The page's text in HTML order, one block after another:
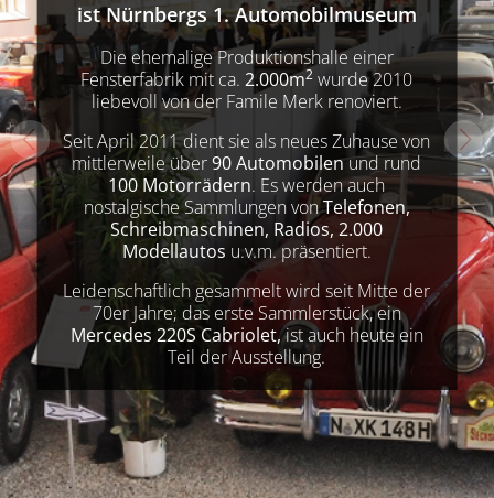
ist Nürnbergs 1. Automobilmuseum
Die ehemalige Produktionshalle einer
Fensterfabrik mit ca.2.000m2 wurde 2010
liebevoll von der Famile Merk renoviert.
Seit April 2011 dient sie als neues Zuhause von
mittlerweile über90 Automobilenund rund
100 Motorrädern. Es werden auch
nostalgische Sammlungen vonTelefonen,
Schreibmaschinen, Radios, 2.000
Modellautos u.v.m. präsentiert.
Leidenschaftlich gesammelt wird seit Mitte der
70er Jahre; das erste Sammlerstück, ein
Mercedes 220S Cabriolet,ist auch heute ein
Teil der Ausstellung.